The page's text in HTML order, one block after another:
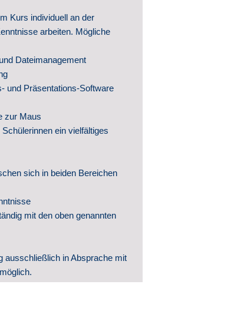
Kurs individuell an der
arbeiten. Mögliche
Dateimanagement
und Präsentations-Software
zur Maus
ein vielfältiges
sich in beiden Bereichen
mit den oben genannten
ausschließlich in Absprache mit